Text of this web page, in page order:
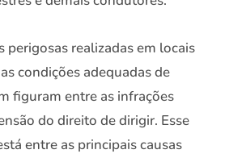
perigosas realizadas em locais
condições adequadas de
figuram entre as infrações
do direito de dirigir. Esse
entre as principais causas